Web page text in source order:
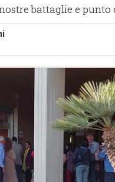
battaglie e